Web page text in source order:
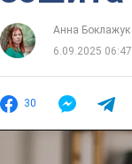
Анна Боклажук
6.09.2025 06:47
30